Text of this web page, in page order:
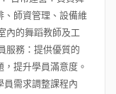
、師資管理、設備維
內的舞蹈教師及工
服務：提供優質的
提升學員滿意度。
員需求調整課程內